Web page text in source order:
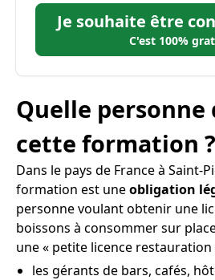
Je souhaite être
C'est 100%
Quelle
cette formation ?
Dans le pays de France à Saint-
formation est uneobligation
personne voulant obtenir une
boissons à consommer sur
une « petite licence
les gérants de bars, cafés,